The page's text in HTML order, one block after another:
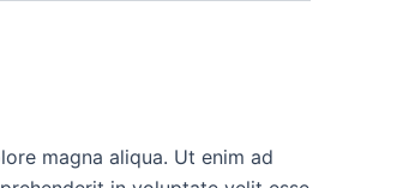
magna aliqua. Ut enim ad